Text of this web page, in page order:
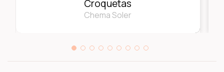
Croquetas
Chema Soler